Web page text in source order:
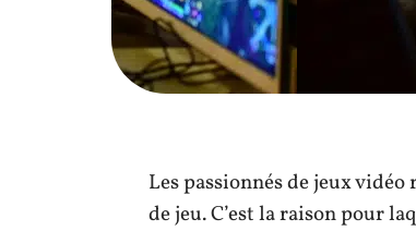
Les passionnés de jeux
de jeu. C’est la raison pour